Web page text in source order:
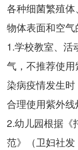
各种细菌繁殖
物体表面和空气
1.学校教室、活
气，不推荐使
染病疫情发生时
合理使用紫外线
2.幼儿园根据《
范》（卫妇社